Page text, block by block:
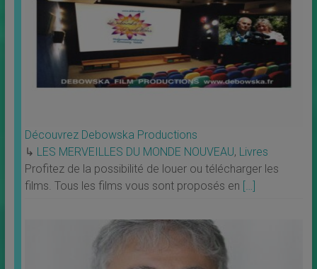
Découvrez Debowska Productions
↳ LES MERVEILLES DU MONDE NOUVEAU, Livres
Profitez de la possibilité de louer ou télécharger les
films. Tous les films vous sont proposés en […]